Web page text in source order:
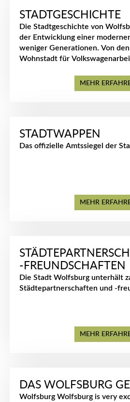
STADTGESCHICHTE
Die Stadtgeschichte von
der Entwicklung einer
weniger Generationen. Von
Wohnstadt für
Kulturmetropole spiegelt sie
Stück deutscher Geschichte
MEHR
STADTWAPPEN
Das offizielle Amtssiegel der
MEHR
-FREUNDSCHAFTEN
Die Stadt Wolfsburg unterhält
Städtepartnerschaften und -
MEHR
DAS WOLFSBURG
Wolfsburg Wolfsburg is very